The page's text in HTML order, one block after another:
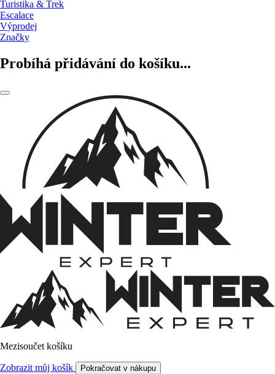
Turistika & Trek
Escalace
Výprodej
Značky
Probíhá přidávání do košíku...
Mezisoučet košíku
Zobrazit můj košík Pokračovat v nákupu